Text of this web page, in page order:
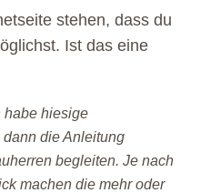
stehen, dass du
Ist das eine
habe hiesige
die Anleitung
begleiten. Je nach
machen die mehr oder